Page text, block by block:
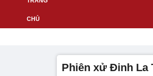
Phiên xử Đinh